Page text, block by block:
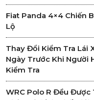
Fiat Panda 4×4 Chiến
Lộ
Thay Đổi Kiểm Tra Lái
Ngày Trước Khi Người
Kiểm Tra
WRC Polo R Đều